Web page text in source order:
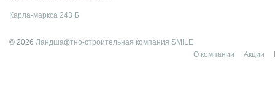
Карла-маркса 243 Б
© 2026 Ландшафтно-строительная компания SMILE
О компании
Акции